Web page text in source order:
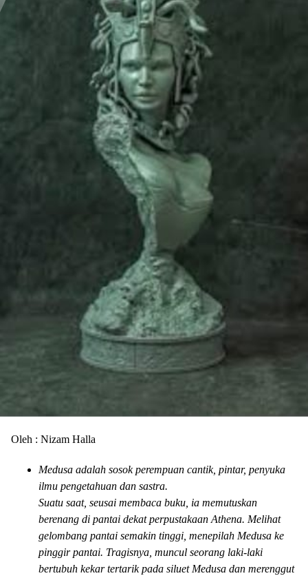
Oleh : Nizam Halla
Medusa adalah sosok perempuan cantik, pintar, penyuka
ilmu pengetahuan dan sastra.
Suatu saat, seusai membaca buku, ia memutuskan
berenang di pantai dekat perpustakaan Athena. Melihat
gelombang pantai semakin tinggi, menepilah Medusa ke
pinggir pantai. Tragisnya, muncul seorang laki-laki
bertubuh kekar tertarik pada siluet Medusa dan merenggut